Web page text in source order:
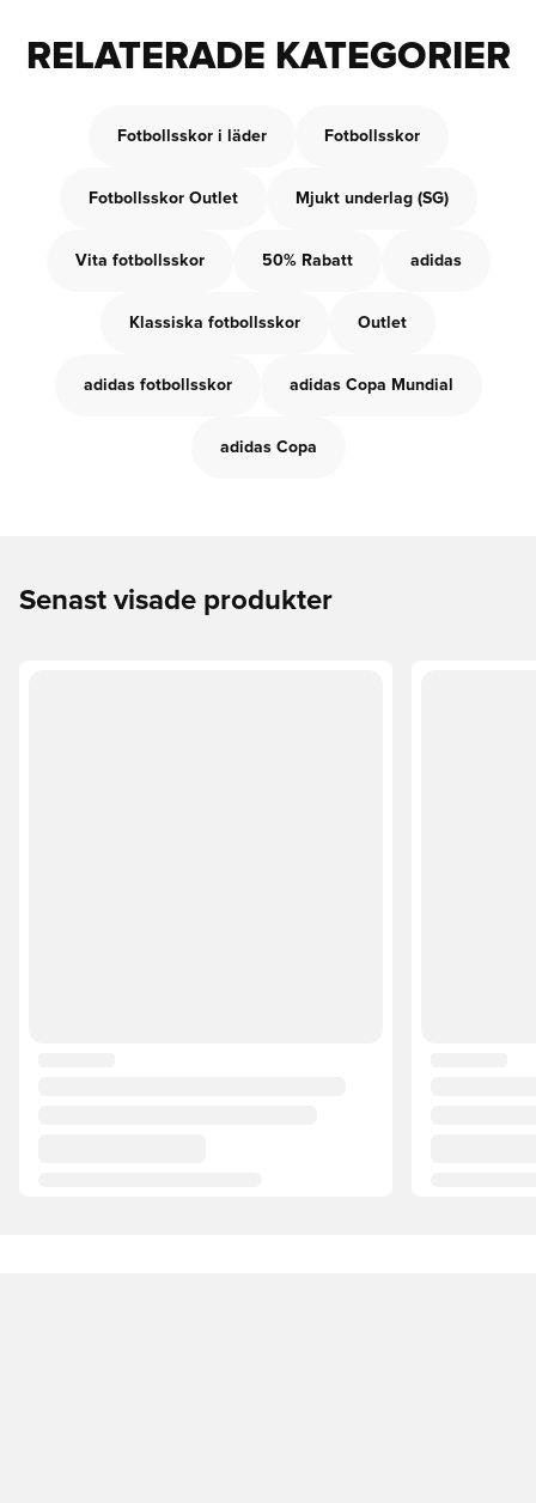
RELATERADE KATEGORIER
Fotbollsskor i läder Fotbollsskor
Fotbollsskor Outlet Mjukt underlag (SG)
Vita fotbollsskor 50% Rabatt adidas
Klassiska fotbollsskor Outlet
adidas fotbollsskor adidas Copa Mundial
adidas Copa
Senast visade produkter